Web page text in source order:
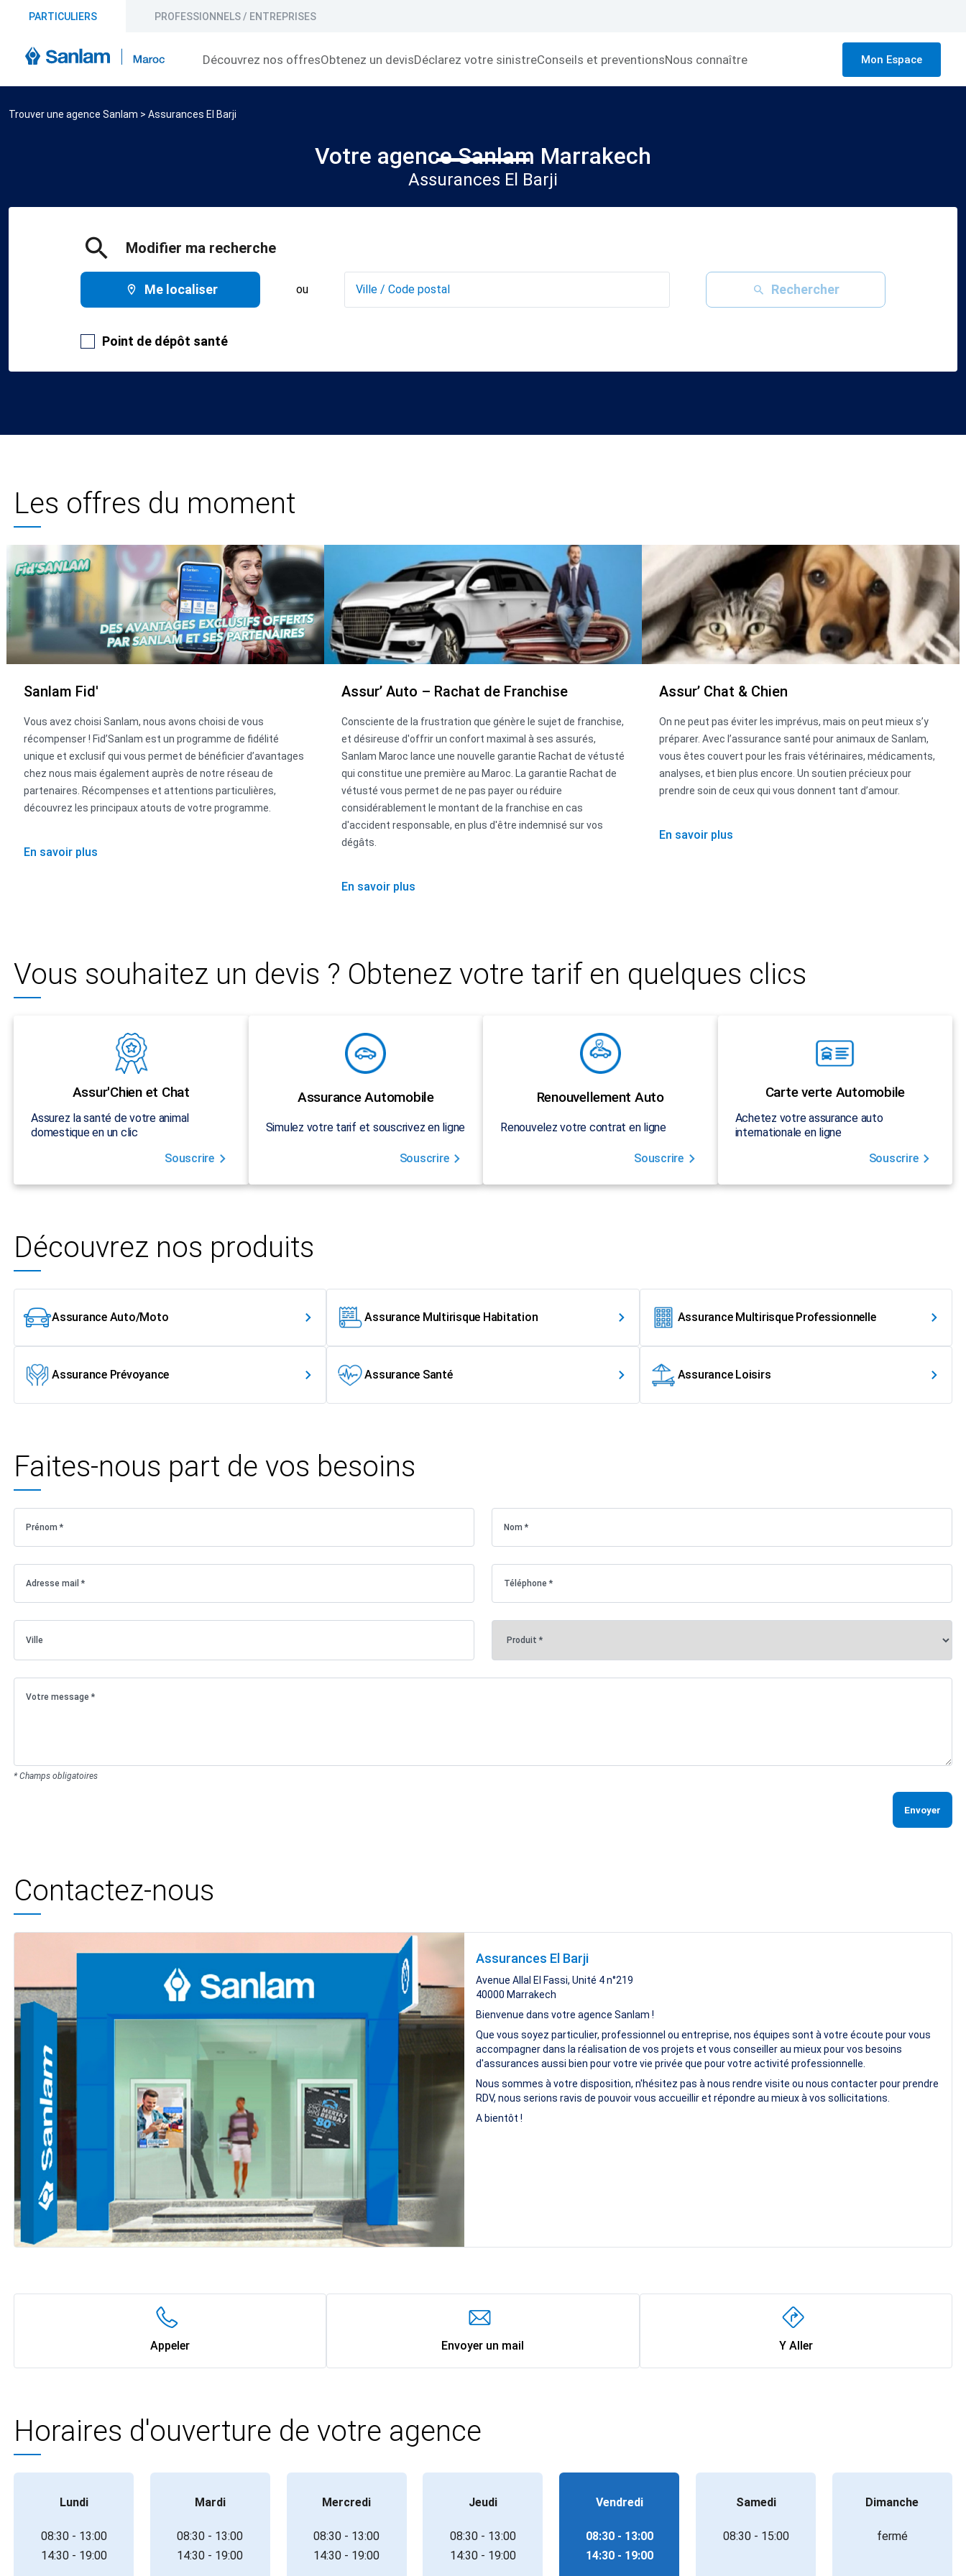
PARTICULIERS PROFESSIONNELS / ENTREPRISES
Découvrez nos offresObtenez un devisDéclarez votre sinistreConseils et preventionsNous connaître Mon Espace
Trouver une agence Sanlam > Assurances El Barji
Votre agence Sanlam Marrakech
Assurances El Barji
Modifier ma recherche
Me localiser ou Rechercher
Point de dépôt santé
Les offres du moment
Sanlam Fid'
Vous avez choisi Sanlam, nous avons choisi de vous
récompenser ! Fid’Sanlam est un programme de fidélité
unique et exclusif qui vous permet de bénéficier d’avantages
chez nous mais également auprès de notre réseau de
partenaires. Récompenses et attentions particulières,
découvrez les principaux atouts de votre programme.
En savoir plus
Assur’ Auto – Rachat de Franchise
Consciente de la frustration que génère le sujet de franchise,
et désireuse d'offrir un confort maximal à ses assurés,
Sanlam Maroc lance une nouvelle garantie Rachat de vétusté
qui constitue une première au Maroc. La garantie Rachat de
vétusté vous permet de ne pas payer ou réduire
considérablement le montant de la franchise en cas
d'accident responsable, en plus d'être indemnisé sur vos
dégâts.
En savoir plus
Assur’ Chat & Chien
On ne peut pas éviter les imprévus, mais on peut mieux s’y
préparer. Avec l’assurance santé pour animaux de Sanlam,
vous êtes couvert pour les frais vétérinaires, médicaments,
analyses, et bien plus encore. Un soutien précieux pour
prendre soin de ceux qui vous donnent tant d’amour.
En savoir plus
Vous souhaitez un devis ? Obtenez votre tarif en quelques clics
Assur'Chien et Chat
Assurez la santé de votre animal
domestique en un clic
Souscrire
Assurance Automobile
Simulez votre tarif et souscrivez en ligne
Souscrire
Renouvellement Auto
Renouvelez votre contrat en ligne
Souscrire
Carte verte Automobile
Achetez votre assurance auto
internationale en ligne
Souscrire
Découvrez nos produits
Assurance Auto/Moto Assurance Multirisque Habitation Assurance Multirisque Professionnelle
Assurance Prévoyance Assurance Santé Assurance Loisirs
Faites-nous part de vos besoins
* Champs obligatoires
Envoyer
Contactez-nous
Assurances El Barji
Avenue Allal El Fassi, Unité 4 n°219
40000 Marrakech
Bienvenue dans votre agence Sanlam !
Que vous soyez particulier, professionnel ou entreprise, nos équipes sont à votre écoute pour vous
accompagner dans la réalisation de vos projets et vous conseiller au mieux pour vos besoins
d'assurances aussi bien pour votre vie privée que pour votre activité professionnelle.
Nous sommes à votre disposition, n'hésitez pas à nous rendre visite ou nous contacter pour prendre
RDV, nous serions ravis de pouvoir vous accueillir et répondre au mieux à vos sollicitations.
A bientôt !
Appeler Envoyer un mail Y Aller
Horaires d'ouverture de votre agence
Lundi
08:30 - 13:00
14:30 - 19:00
Mardi
08:30 - 13:00
14:30 - 19:00
Mercredi
08:30 - 13:00
14:30 - 19:00
Jeudi
08:30 - 13:00
14:30 - 19:00
Vendredi
08:30 - 13:00
14:30 - 19:00
Samedi
08:30 - 15:00
Dimanche
fermé